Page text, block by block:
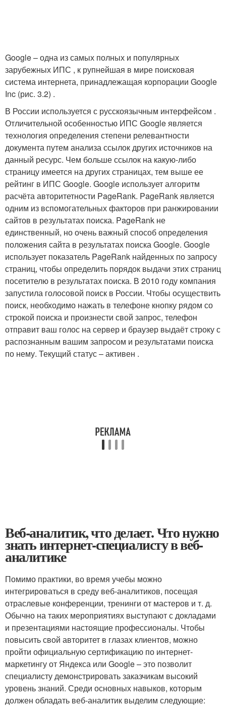
Google – одна из самых полных и популярных
зарубежных ИПС , к рупнейшая в мире поисковая
система интернета, принадлежащая корпорации Google
Inc (рис. 3.2) .
В России используется с русскоязычным интерфейсом .
Отличительной особенностью ИПС Google является
технология определения степени релевантности
документа путем анализа ссылок других источников на
данный ресурс. Чем больше ссылок на какую-либо
страницу имеется на других страницах, тем выше ее
рейтинг в ИПС Google. Google использует алгоритм
расчёта авторитетности PageRank. PageRank является
одним из вспомогательных факторов при ранжировании
сайтов в результатах поиска. PageRank не
единственный, но очень важный способ определения
положения сайта в результатах поиска Google. Google
использует показатель PageRank найденных по запросу
страниц, чтобы определить порядок выдачи этих страниц
посетителю в результатах поиска. В 2010 году компания
запустила голосовой поиск в России. Чтобы осуществить
поиск, необходимо нажать в телефоне кнопку рядом со
строкой поиска и произнести свой запрос, телефон
отправит ваш голос на сервер и браузер выдаёт строку с
распознанным вашим запросом и результатами поиска
по нему. Текущий статус – активен .
Веб-аналитик, что делает. Что нужно
знать интернет-специалисту в веб-
аналитике
Помимо практики, во время учебы можно
интегрироваться в среду веб-аналитиков, посещая
отраслевые конференции, тренинги от мастеров и т. д.
Обычно на таких мероприятиях выступают с докладами
и презентациями настоящие профессионалы. Чтобы
повысить свой авторитет в глазах клиентов, можно
пройти официальную сертификацию по интернет-
маркетингу от Яндекса или Google – это позволит
специалисту демонстрировать заказчикам высокий
уровень знаний. Среди основных навыков, которым
должен обладать веб-аналитик выделим следующие: